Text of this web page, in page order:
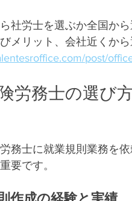
社労士を選ぶか全国か
メリット、会社近くか
post/
労務士の選び
務士に就業規則業務を
要です。